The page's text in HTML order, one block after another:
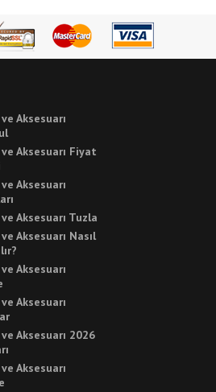
Aksesuarı
Aksesuarı Fiyat
Aksesuarı
Aksesuarı Tuzla
Aksesuarı Nasıl
Aksesuarı
Aksesuarı
Aksesuarı 2026
Aksesuarı